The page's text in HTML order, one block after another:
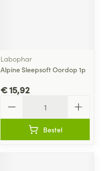
Labophar
Alpine Sleepsoft Oordop 1p
€ 15,92
Bestel